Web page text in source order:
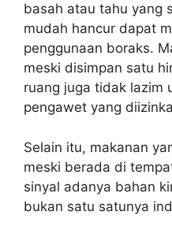
basah atau tahu yang
mudah hancur dapat
penggunaan boraks.
meski disimpan satu
ruang juga tidak lazim
pengawet yang
Selain itu, makanan
meski berada di
sinyal adanya bahan
bukan satu satunya